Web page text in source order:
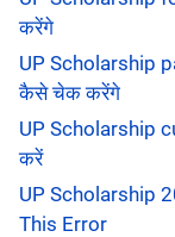
करेंगे
UP Scholarship
कैसे चेक करेंगे
UP Scholarship
करें
UP Scholarship
This Error